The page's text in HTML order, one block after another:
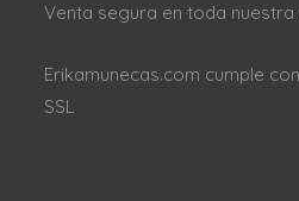
Venta segura en toda nuestra
Erikamunecas.com cumple
SSL